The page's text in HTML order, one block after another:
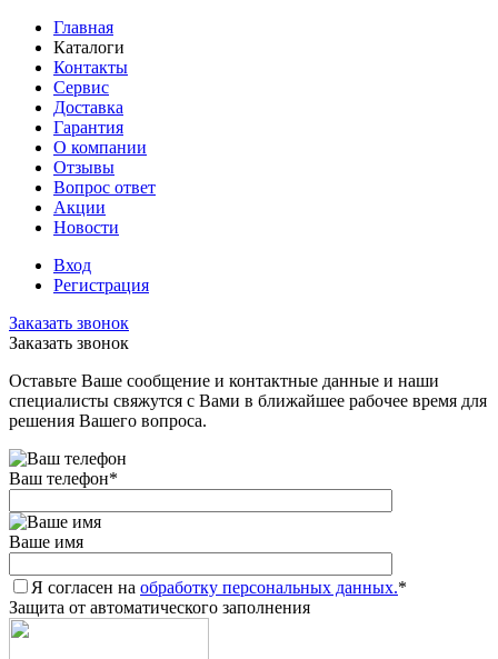
Главная
Каталоги
Контакты
Сервис
Доставка
Гарантия
О компании
Отзывы
Вопрос ответ
Акции
Новости
Вход
Регистрация
Заказать звонок
Заказать звонок
Оставьте Ваше сообщение и контактные данные и наши
специалисты свяжутся с Вами в ближайшее рабочее время для
решения Вашего вопроса.
Ваш телефон*
Ваше имя
Я согласен на обработку персональных данных.*
Защита от автоматического заполнения